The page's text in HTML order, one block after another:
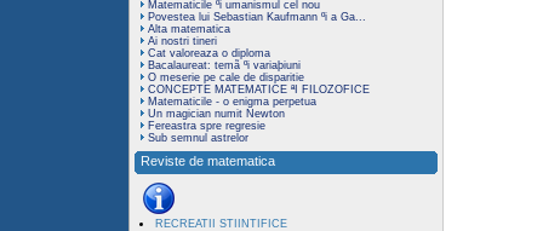
Matematicile ºi umanismul cel nou
Povestea lui Sebastian Kaufmann ºi a Ga...
Alta matematica
Ai nostri tineri
Cat valoreaza o diploma
Bacalaureat: temã ºi variaþiuni
O meserie pe cale de disparitie
CONCEPTE MATEMATICE ªI FILOZOFICE
Matematicile - o enigma perpetua
Un magician numit Newton
Fereastra spre regresie
Sub semnul astrelor
Reviste de matematica
RECREATII STIINTIFICE